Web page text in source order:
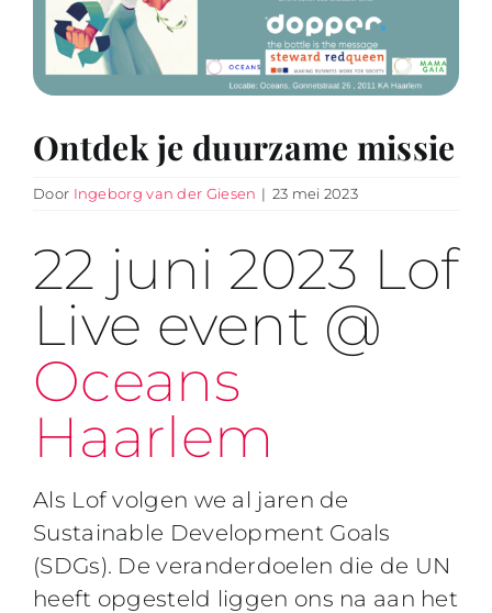
Ontdek je duurzame missie
Door Ingeborg van der Giesen | 23 mei 2023
22 juni 2023 Lof
Live event @
Oceans
Haarlem
Als Lof volgen we al jaren de
Sustainable Development Goals
(SDGs). De veranderdoelen die de UN
heeft opgesteld liggen ons na aan het